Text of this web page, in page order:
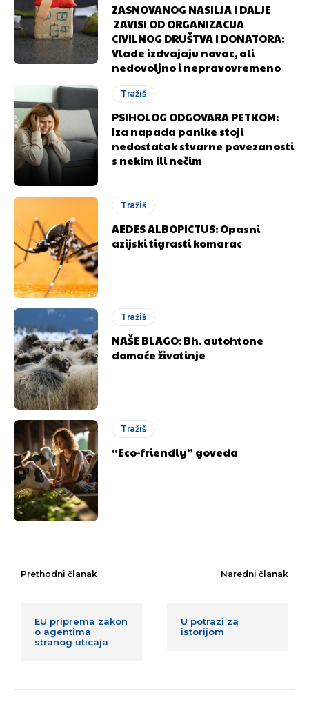
ZASNOVANOG NASILJA I DALJE
ZAVISI OD ORGANIZACIJA
CIVILNOG DRUŠTVA I DONATORA:
Vlade izdvajaju novac, ali
nedovoljno i nepravovremeno
Tražiš
PSIHOLOG ODGOVARA PETKOM:
Iza napada panike stoji
nedostatak stvarne povezanosti
s nekim ili nečim
Tražiš
AEDES ALBOPICTUS: Opasni
azijski tigrasti komarac
Tražiš
NAŠE BLAGO: Bh. autohtone
domaće životinje
Tražiš
“Eco-friendly” goveda
Prethodni članak
EU priprema zakon
o agentima
stranog uticaja
Naredni članak
U potrazi za
istorijom